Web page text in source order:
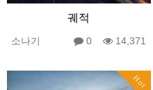
궤적
소나기 0 14,371
Hot